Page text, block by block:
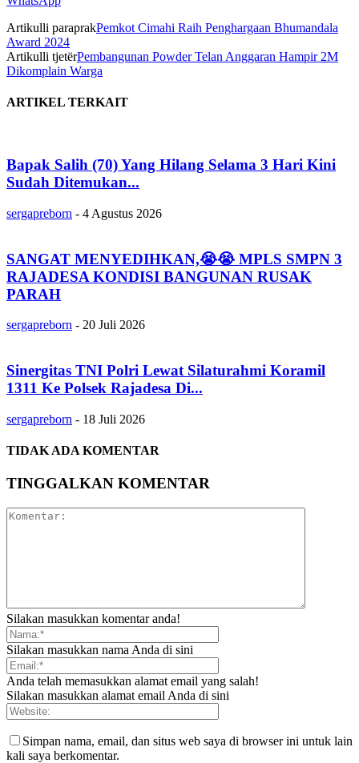
Artikulli paraprakPemkot Cimahi Raih Penghargaan Bhumandala
Award 2024
Artikulli tjetërPembangunan Powder Telan Anggaran Hampir 2M
Dikomplain Warga
ARTIKEL TERKAIT
Bapak Salih (70) Yang Hilang Selama 3 Hari Kini
Sudah Ditemukan...
sergapreborn - 4 Agustus 2026
SANGAT MENYEDIHKAN,😭😭 MPLS SMPN 3
RAJADESA KONDISI BANGUNAN RUSAK
PARAH
sergapreborn - 20 Juli 2026
Sinergitas TNI Polri Lewat Silaturahmi Koramil
1311 Ke Polsek Rajadesa Di...
sergapreborn - 18 Juli 2026
TIDAK ADA KOMENTAR
TINGGALKAN KOMENTAR
Silakan masukkan komentar anda!
Silakan masukkan nama Anda di sini
Anda telah memasukkan alamat email yang salah!
Silakan masukkan alamat email Anda di sini
Simpan nama, email, dan situs web saya di browser ini untuk lain
kali saya berkomentar.